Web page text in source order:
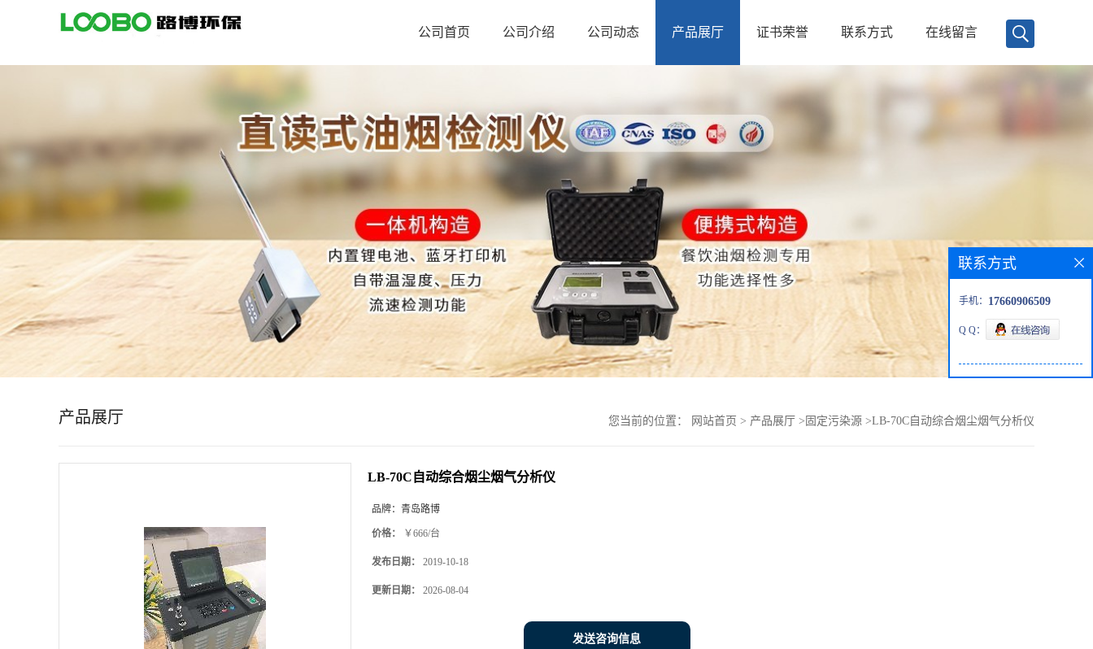
首
公司首页 公司介绍 公司动态 产品展厅 证书荣誉 联系方式 在线留言
产品展厅 您当前的位置： 网站首页 > 产品展厅 > 固定污染源 >LB-70C自动综合烟尘烟气分析仪
LB-70C自动综合烟尘烟气分析仪
品牌： 青岛路博
价格： ￥666/台
发布日期： 2019-10-18
更新日期： 2026-08-04
发送咨询信息
联系方式
手机： 17660906509
Q Q：